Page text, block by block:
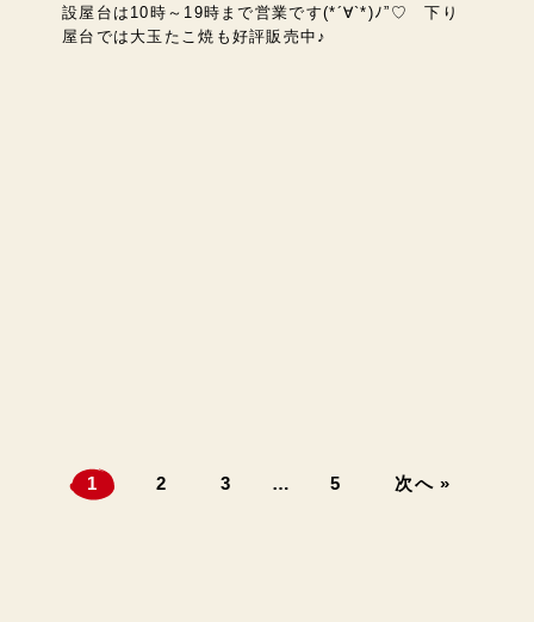
設屋台は10時～19時まで営業です(*´∀`*)ﾉ”♡ 下り
屋台では大玉たこ焼も好評販売中♪
1 2 3 … 5 次へ »